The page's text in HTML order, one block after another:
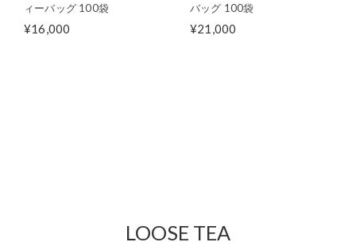
ィーバッグ 100袋
¥16,000
バッグ 100袋
¥21,000
LOOSE TEA